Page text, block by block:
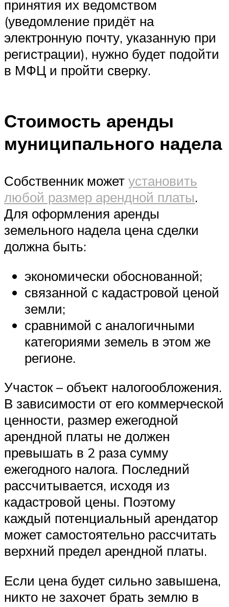
принятия их ведомством
(уведомление придёт на
электронную почту, указанную при
регистрации), нужно будет подойти
в МФЦ и пройти сверку.
Стоимость аренды
муниципального надела
Собственник может установить
любой размер арендной платы.
Для оформления аренды
земельного надела цена сделки
должна быть:
экономически обоснованной;
связанной с кадастровой ценой
земли;
сравнимой с аналогичными
категориями земель в этом же
регионе.
Участок – объект налогообложения.
В зависимости от его коммерческой
ценности, размер ежегодной
арендной платы не должен
превышать в 2 раза сумму
ежегодного налога. Последний
рассчитывается, исходя из
кадастровой цены. Поэтому
каждый потенциальный арендатор
может самостоятельно рассчитать
верхний предел арендной платы.
Если цена будет сильно завышена,
никто не захочет брать землю в